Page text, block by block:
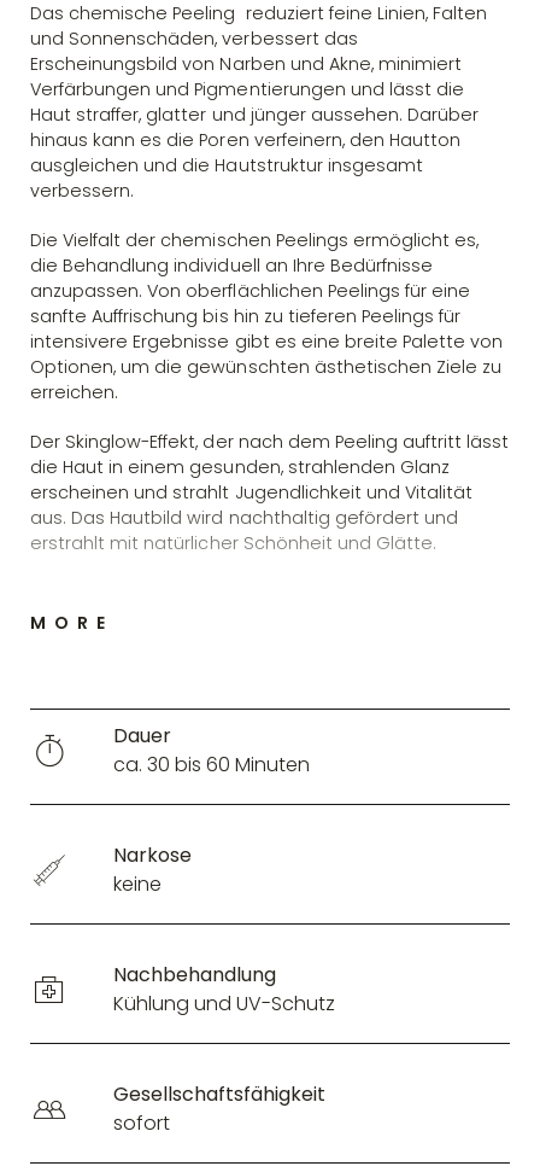
Das chemische Peeling reduziert feine Linien, Falten
und Sonnenschäden, verbessert das
Erscheinungsbild von Narben und Akne, minimiert
Verfärbungen und Pigmentierungen und lässt die
Haut straffer, glatter und jünger aussehen. Darüber
hinaus kann es die Poren verfeinern, den Hautton
ausgleichen und die Hautstruktur insgesamt
verbessern.
Die Vielfalt der chemischen Peelings ermöglicht es,
die Behandlung individuell an Ihre Bedürfnisse
anzupassen. Von oberflächlichen Peelings für eine
sanfte Auffrischung bis hin zu tieferen Peelings für
intensivere Ergebnisse gibt es eine breite Palette von
Optionen, um die gewünschten ästhetischen Ziele zu
erreichen.
Der Skinglow-Effekt, der nach dem Peeling auftritt lässt
die Haut in einem gesunden, strahlenden Glanz
erscheinen und strahlt Jugendlichkeit und Vitalität
aus. Das Hautbild wird nachthaltig gefördert und
erstrahlt mit natürlicher Schönheit und Glätte.
MORE
Dauer
ca. 30 bis 60 Minuten
Narkose
keine
Nachbehandlung
Kühlung und UV-Schutz
Gesellschaftsfähigkeit
sofort